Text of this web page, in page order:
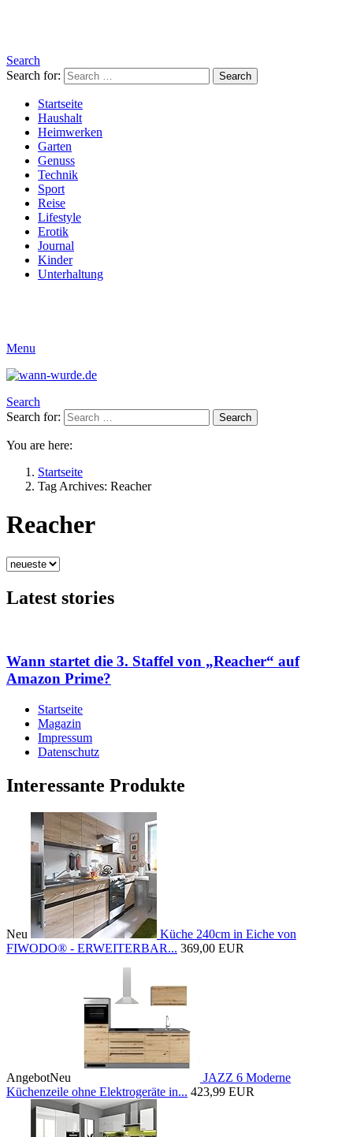
Search
Search for:
Search
Startseite
Haushalt
Heimwerken
Garten
Genuss
Technik
Sport
Reise
Lifestyle
Erotik
Journal
Kinder
Unterhaltung
Menu
Search
Search for:
Search
You are here:
Startseite
Tag Archives: Reacher
Reacher
Latest stories
Wann startet die 3. Staffel von „Reacher“ auf
Amazon Prime?
Startseite
Magazin
Impressum
Datenschutz
Interessante Produkte
Neu
Küche 240cm in Eiche von
FIWODO® - ERWEITERBAR... 369,00 EUR
AngebotNeu
JAZZ 6 Moderne
Küchenzeile ohne Elektrogeräte in... 423,99 EUR